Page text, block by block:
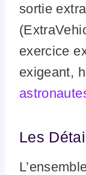
sortie
exercice
exigeant,
Les